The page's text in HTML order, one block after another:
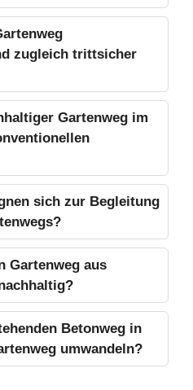
zugleich trittsicher
Gartenweg im
sich zur Begleitung
Gartenweg aus
Betonweg in
umwandeln?